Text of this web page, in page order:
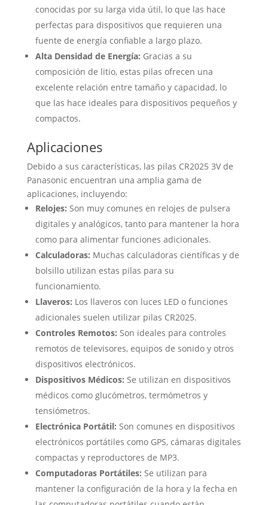
conocidas por su larga vida útil, lo que las hace
perfectas para dispositivos que requieren una
fuente de energía confiable a largo plazo.
Alta Densidad de Energía: Gracias a su
composición de litio, estas pilas ofrecen una
excelente relación entre tamaño y capacidad, lo
que las hace ideales para dispositivos pequeños y
compactos.
Aplicaciones
Debido a sus características, las pilas CR2025 3V de
Panasonic encuentran una amplia gama de
aplicaciones, incluyendo:
Relojes: Son muy comunes en relojes de pulsera
digitales y analógicos, tanto para mantener la hora
como para alimentar funciones adicionales.
Calculadoras: Muchas calculadoras científicas y de
bolsillo utilizan estas pilas para su
funcionamiento.
Llaveros: Los llaveros con luces LED o funciones
adicionales suelen utilizar pilas CR2025.
Controles Remotos: Son ideales para controles
remotos de televisores, equipos de sonido y otros
dispositivos electrónicos.
Dispositivos Médicos: Se utilizan en dispositivos
médicos como glucómetros, termómetros y
tensiómetros.
Electrónica Portátil: Son comunes en dispositivos
electrónicos portátiles como GPS, cámaras digitales
compactas y reproductores de MP3.
Computadoras Portátiles: Se utilizan para
mantener la configuración de la hora y la fecha en